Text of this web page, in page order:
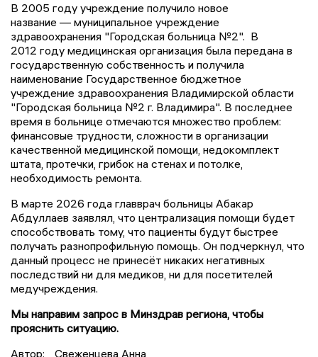
В 2005 году учреждение получило новое
название — муниципальное учреждение
здравоохранения "Городская больница №2". В
2012 году медицинская организация была передана в
государственную собственность и получила
наименование Государственное бюджетное
учреждение здравоохранения Владимирской области
"Городская больница №2 г. Владимира". В последнее
время в больнице отмечаются множество проблем:
финансовые трудности, сложности в организации
качественной медицинской помощи, недокомплект
штата, протечки, грибок на стенах и потолке,
необходимость ремонта.
В марте 2026 года главврач больницы Абакар
Абдуллаев заявлял, что централизация помощи будет
способствовать тому, что пациенты будут быстрее
получать разнопрофильную помощь. Он подчеркнул, что
данный процесс не принесёт никаких негативных
последствий ни для медиков, ни для посетителей
медучреждения.
Мы направим запрос в Минздрав региона, чтобы
прояснить ситуацию.
Автор:
Свеженцева Анна